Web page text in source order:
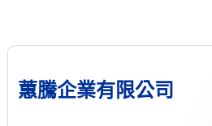
蕙騰企業有限公司